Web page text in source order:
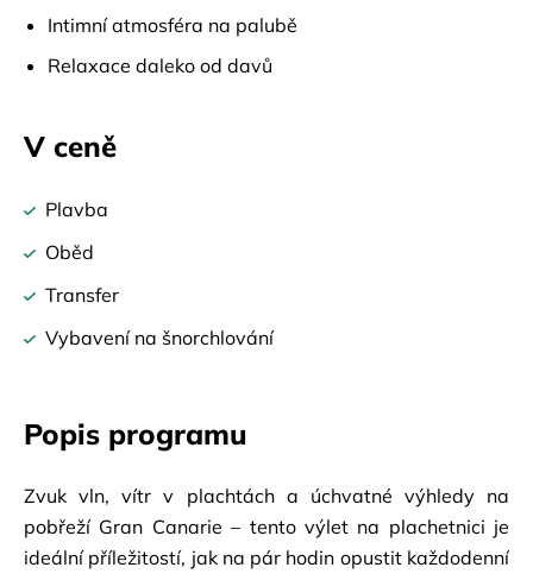
Intimní atmosféra na palubě
Relaxace daleko od davů
V ceně
Plavba
Oběd
Transfer
Vybavení na šnorchlování
Popis programu
Zvuk vln, vítr v plachtách a úchvatné výhledy na
pobřeží Gran Canarie – tento výlet na plachetnici je
ideální příležitostí, jak na pár hodin opustit každodenní